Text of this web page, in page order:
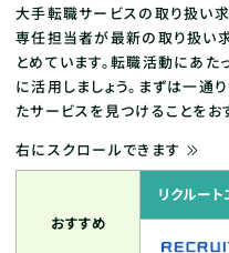
大手転職サービスの取り扱い
専任担当者が最新の取り扱い
とめています。転職活動にあた
に活用しましょう。まずは一通
たサービスを見つけることをお
右にスクロールできます
おすすめ
リクルー